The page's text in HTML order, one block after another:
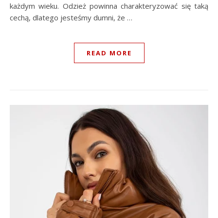
każdym wieku. Odzież powinna charakteryzować się taką
cechą, dlatego jesteśmy dumni, że …
READ MORE